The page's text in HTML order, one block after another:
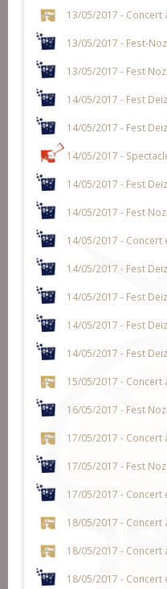
13/05/2017 - Concert
13/05/2017 - Fest-
13/05/2017 - Fest
14/05/2017 - Fest
14/05/2017 - Fest
14/05/2017 -
14/05/2017 - Fest
14/05/2017 - Fest
14/05/2017 - Concert
14/05/2017 - Fest
14/05/2017 - Fest
14/05/2017 - Fest
14/05/2017 - Fest
15/05/2017 - Concert
16/05/2017 - Fest
17/05/2017 - Concert
17/05/2017 - Fest
17/05/2017 - Concert
18/05/2017 - Concert
18/05/2017 - Concert
18/05/2017 - Concert